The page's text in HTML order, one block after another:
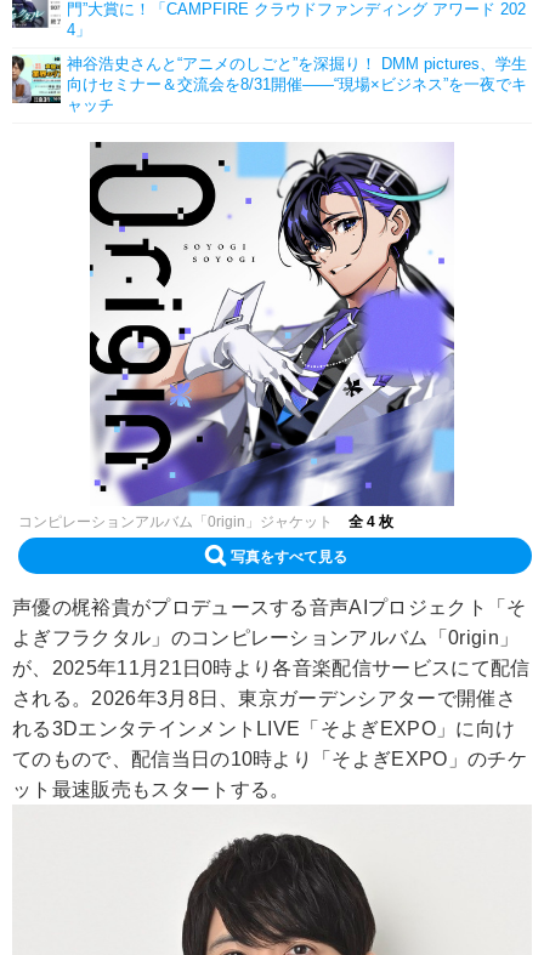
門”大賞に！「CAMPFIRE クラウドファンディング アワード 202
4」
神谷浩史さんと“アニメのしごと”を深掘り！ DMM pictures、学生
向けセミナー＆交流会を8/31開催――“現場×ビジネス”を一夜でキ
ャッチ
コンピレーションアルバム「0rigin」ジャケット 全 4 枚
写真をすべて見る
声優の梶裕貴がプロデュースする音声AIプロジェクト「そ
よぎフラクタル」のコンピレーションアルバム「0rigin」
が、2025年11月21日0時より各音楽配信サービスにて配信
される。2026年3月8日、東京ガーデンシアターで開催さ
れる3DエンタテインメントLIVE「そよぎEXPO」に向け
てのもので、配信当日の10時より「そよぎEXPO」のチケ
ット最速販売もスタートする。